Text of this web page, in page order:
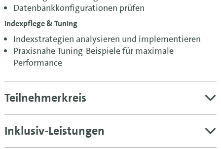
Datenbankkonfigurationen prüfen
Indexpflege & Tuning
Indexstrategien analysieren und implementieren
Praxisnahe Tuning-Beispiele für maximale
Performance
Teilnehmerkreis
Inklusiv-Leistungen